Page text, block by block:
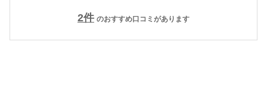
2件 のおすすめ口コミがあります